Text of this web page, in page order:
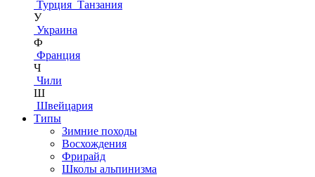
Турция Танзания
У
Украина
Ф
Франция
Ч
Чили
Ш
Швейцария
Типы
Зимние походы
Восхождения
Фрирайд
Школы альпинизма